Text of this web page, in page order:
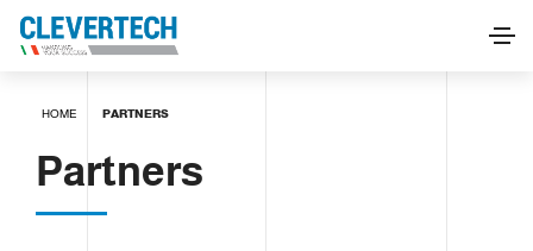
HOME PARTNERS
Partners